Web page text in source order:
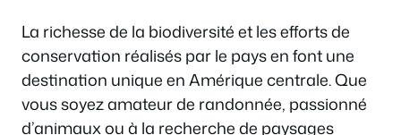
La richesse de la biodiversité et les efforts de
conservation réalisés par le pays en font une
destination unique en Amérique centrale. Que
vous soyez amateur de randonnée, passionné
d’animaux ou à la recherche de paysages